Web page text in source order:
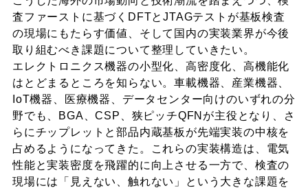
査ファーストに基づくDFTとJTAGテストが基板検査
の現場にもたらす価値、そして国内の実装業界が今後
取り組むべき課題について整理していきたい。
エレクトロニクス機器の小型化、高密度化、高機能化
はとどまるところを知らない。車載機器、産業機器、
IoT機器、医療機器、データセンター向けのいずれの分
野でも、BGA、CSP、狭ピッチQFNが主役となり、さ
らにチップレットと部品内蔵基板が先端実装の中核を
占めるようになってきた。これらの実装構造は、電気
性能と実装密度を飛躍的に向上させる一方で、検査の
現場には「見えない、触れない」という大きな課題を